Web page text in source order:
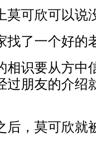
可欣可以说
了一个好的
识要从方中
过朋友的介绍
，莫可欣就